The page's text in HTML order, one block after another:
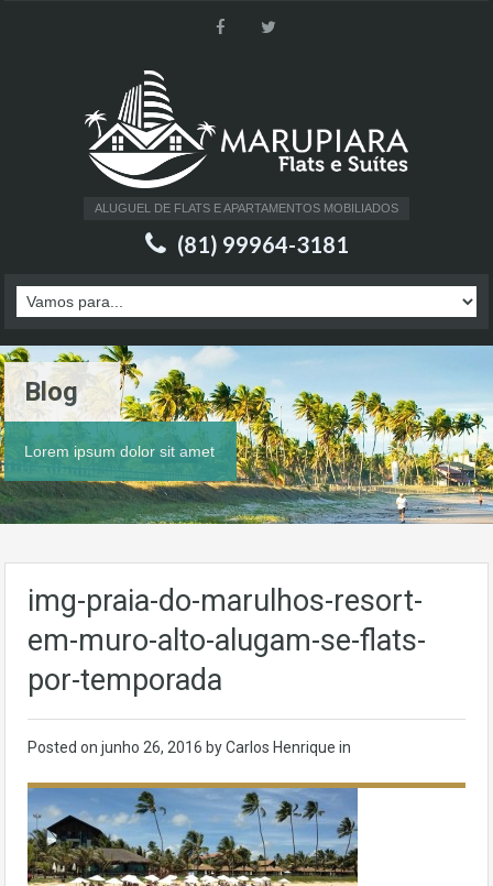
ALUGUEL DE FLATS E APARTAMENTOS MOBILIADOS
(81) 99964-3181
Blog
Lorem ipsum dolor sit amet
img-praia-do-marulhos-resort-
em-muro-alto-alugam-se-flats-
por-temporada
Posted on junho 26, 2016 by Carlos Henrique in